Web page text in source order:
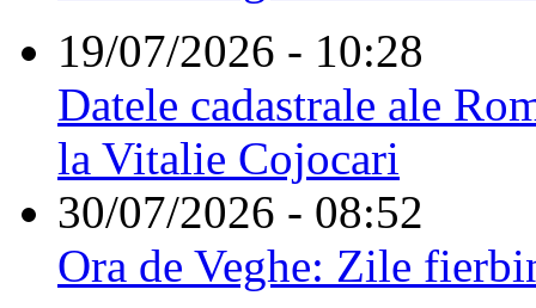
19/07/2026 - 10:28
Datele cadastrale ale
la Vitalie Cojocari
30/07/2026 - 08:52
Ora de Veghe: Zile